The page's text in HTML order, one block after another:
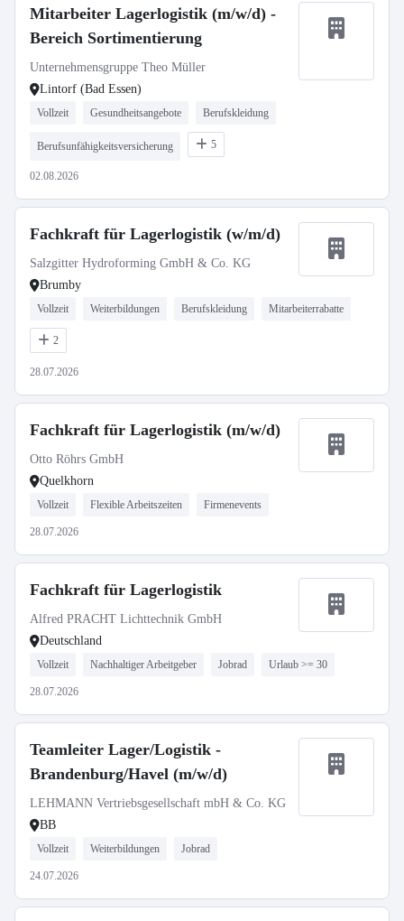
Mitarbeiter Lagerlogistik (m/w/d) -
Bereich Sortimentierung
Unternehmensgruppe Theo Müller
Lintorf (Bad Essen)
Vollzeit Gesundheitsangebote Berufskleidung
Berufsunfähigkeitsversicherung 5
02.08.2026
Fachkraft für Lagerlogistik (w/m/d)
Salzgitter Hydroforming GmbH & Co. KG
Brumby
Vollzeit Weiterbildungen Berufskleidung Mitarbeiterrabatte
2
28.07.2026
Fachkraft für Lagerlogistik (m/w/d)
Otto Röhrs GmbH
Quelkhorn
Vollzeit Flexible Arbeitszeiten Firmenevents
28.07.2026
Fachkraft für Lagerlogistik
Alfred PRACHT Lichttechnik GmbH
Deutschland
Vollzeit Nachhaltiger Arbeitgeber Jobrad Urlaub >= 30
28.07.2026
Teamleiter Lager/Logistik -
Brandenburg/Havel (m/w/d)
LEHMANN Vertriebsgesellschaft mbH & Co. KG
BB
Vollzeit Weiterbildungen Jobrad
24.07.2026